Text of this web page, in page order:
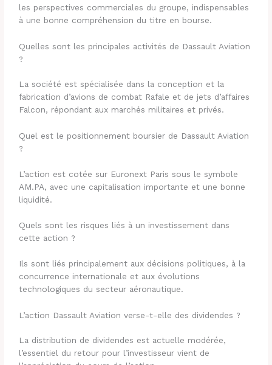
les perspectives commerciales du groupe, indispensables
à une bonne compréhension du titre en bourse.
Quelles sont les principales activités de Dassault Aviation
?
La société est spécialisée dans la conception et la
fabrication d’avions de combat Rafale et de jets d’affaires
Falcon, répondant aux marchés militaires et privés.
Quel est le positionnement boursier de Dassault Aviation
?
L’action est cotée sur Euronext Paris sous le symbole
AM.PA, avec une capitalisation importante et une bonne
liquidité.
Quels sont les risques liés à un investissement dans
cette action ?
Ils sont liés principalement aux décisions politiques, à la
concurrence internationale et aux évolutions
technologiques du secteur aéronautique.
L’action Dassault Aviation verse-t-elle des dividendes ?
La distribution de dividendes est actuelle modérée,
l’essentiel du retour pour l’investisseur vient de